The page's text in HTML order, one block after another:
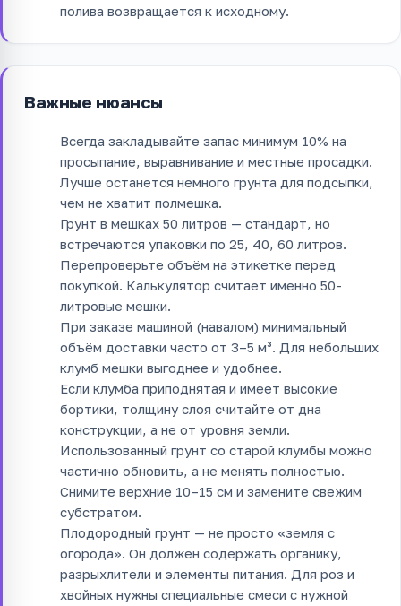
полива возвращается к исходному.
Важные нюансы
Всегда закладывайте запас минимум 10% на
просыпание, выравнивание и местные просадки.
Лучше останется немного грунта для подсыпки,
чем не хватит полмешка.
Грунт в мешках 50 литров — стандарт, но
встречаются упаковки по 25, 40, 60 литров.
Перепроверьте объём на этикетке перед
покупкой. Калькулятор считает именно 50-
литровые мешки.
При заказе машиной (навалом) минимальный
объём доставки часто от 3–5 м³. Для небольших
клумб мешки выгоднее и удобнее.
Если клумба приподнятая и имеет высокие
бортики, толщину слоя считайте от дна
конструкции, а не от уровня земли.
Использованный грунт со старой клумбы можно
частично обновить, а не менять полностью.
Снимите верхние 10–15 см и замените свежим
субстратом.
Плодородный грунт — не просто «земля с
огорода». Он должен содержать органику,
разрыхлители и элементы питания. Для роз и
хвойных нужны специальные смеси с нужной